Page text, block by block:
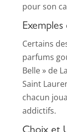
pour son
Certains
parfums
Belle » de
Saint
chacun
addictifs.